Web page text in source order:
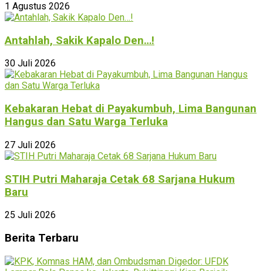
1 Agustus 2026
Antahlah, Sakik Kapalo Den…!
30 Juli 2026
Kebakaran Hebat di Payakumbuh, Lima Bangunan
Hangus dan Satu Warga Terluka
27 Juli 2026
STIH Putri Maharaja Cetak 68 Sarjana Hukum
Baru
25 Juli 2026
Berita Terbaru